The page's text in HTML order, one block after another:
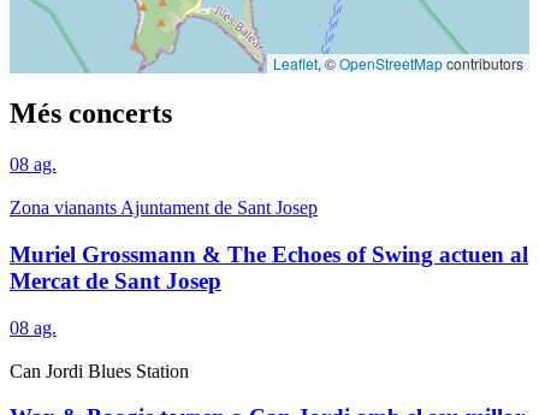
Leaflet, ©OpenStreetMapcontributors
Més concerts
08 ag.
Zona vianants Ajuntament de Sant Josep
Muriel Grossmann & The Echoes of Swing actuen al
Mercat de Sant Josep
08 ag.
Can Jordi Blues Station